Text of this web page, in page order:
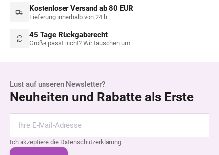
Kostenloser Versand ab 80 EUR
Lieferung innerhalb von 24 h
45 Tage Rückgaberecht
Größe passt nicht? Wir tauschen um.
Lust auf unseren Newsletter?
Neuheiten und Rabatte als Erste
Ich akzeptiere die Datenschutzerklärung.